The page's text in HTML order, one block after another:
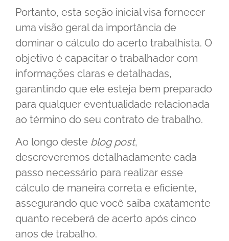
Portanto, esta seção inicial visa fornecer
uma visão geral da importância de
dominar o cálculo do acerto trabalhista. O
objetivo é capacitar o trabalhador com
informações claras e detalhadas,
garantindo que ele esteja bem preparado
para qualquer eventualidade relacionada
ao término do seu contrato de trabalho.
Ao longo deste blog post,
descreveremos detalhadamente cada
passo necessário para realizar esse
cálculo de maneira correta e eficiente,
assegurando que você saiba exatamente
quanto receberá de acerto após cinco
anos de trabalho.